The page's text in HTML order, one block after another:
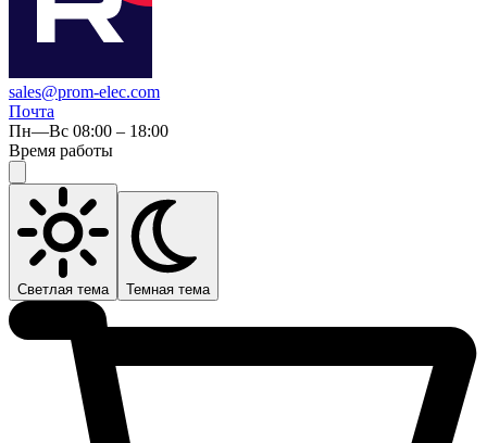
sales@prom-elec.com
Почта
Пн—Вс 08:00 – 18:00
Время работы
Светлая тема Темная тема